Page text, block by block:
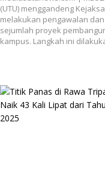
Infrastruktur
(UTU) menggandeng
melakukan pengawalan
sejumlah proyek
kampus. Langkah ini